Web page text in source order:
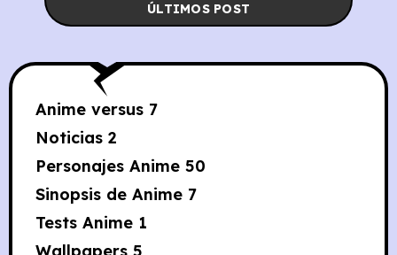
ÚLTIMOS POST
Anime versus 7
Noticias 2
Personajes Anime 50
Sinopsis de Anime 7
Tests Anime 1